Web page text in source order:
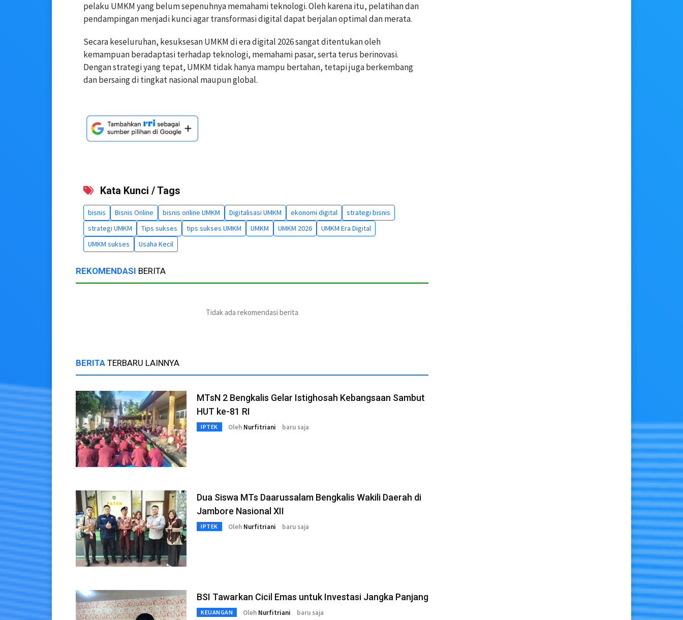
pelaku UMKM yang belum sepenuhnya memahami teknologi. Oleh karena itu, pelatihan dan
pendampingan menjadi kunci agar transformasi digital dapat berjalan optimal dan merata.
Secara keseluruhan, kesuksesan UMKM di era digital 2026 sangat ditentukan oleh
kemampuan beradaptasi terhadap teknologi, memahami pasar, serta terus berinovasi.
Dengan strategi yang tepat, UMKM tidak hanya mampu bertahan, tetapi juga berkembang
dan bersaing di tingkat nasional maupun global.
Kata Kunci / Tags
bisnis Bisnis Online bisnis online UMKM Digitalisasi UMKM ekonomi digital
strategi bisnis
strategi UMKM
Tips sukses tips sukses UMKM UMKM UMKM 2026
UMKM Era Digital
UMKM sukses
Usaha Kecil
REKOMENDASI BERITA
Tidak ada rekomendasi berita
BERITA TERBARU LAINNYA
MTsN 2 Bengkalis Gelar Istighosah Kebangsaan Sambut
HUT ke-81 RI
IPTEK Oleh Nurfitriani baru saja
Dua Siswa MTs Daarussalam Bengkalis Wakili Daerah di
Jambore Nasional XII
IPTEK Oleh Nurfitriani baru saja
BSI Tawarkan Cicil Emas untuk Investasi Jangka Panjang
KEUANGAN Oleh Nurfitriani baru saja